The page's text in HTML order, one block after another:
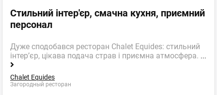
Стильний інтер'єр, смачна кухня, приємний
персонал
Дуже сподобався ресторан Chalet Equides: стильний
інтер’єр, цікава подача страв і приємна атмосфера. ...
Chalet Equides
Загородный ресторан